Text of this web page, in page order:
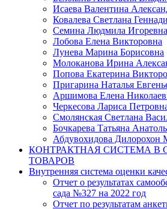
Исаева Валентина
Ковалева Светлана
Семина Людмила Игоревна
Лобова Елена Викторовна
Лунева Марина Борисовна
Молоканова Ирина
Попова Екатерина
Пригарина Наталья
Аршимова Елена
Черкесова Лариса
Смолянская Светлана
Бочкарева Татьяна
Абдувохидова Дилорохон
КОНТРАКТНАЯ СИСТЕМА В
ТОВАРОВ
Внутренняя система оценки
Отчет о результатах
сада №327 на 2022 год
Отчет по результатам